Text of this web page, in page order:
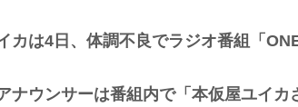
カは4日、体調不良でラジオ番組「
ナウンサーは番組内で「本仮屋ユイ